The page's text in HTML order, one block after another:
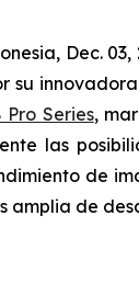
Dec.
su
Pro Series,
las
de
amplia de